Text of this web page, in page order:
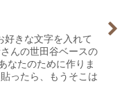
好きな文字を入れて
んの世田谷ベースの
なたのために作りま
ったら、もうそこは